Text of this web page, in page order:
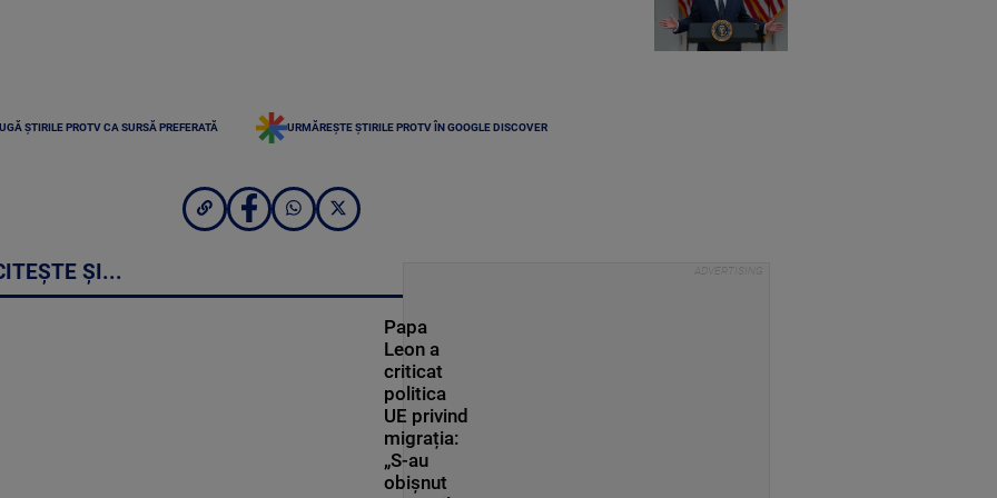
ȘTIRILE PROTV CA SURSĂ PREFERATĂ URMĂREȘTE ȘTIRILE PROTV ÎN GOOGLE DISCOVER
ȘI...
Papa
Leon a
criticat
politica
UE privind
migrația:
„S-au
obișnut